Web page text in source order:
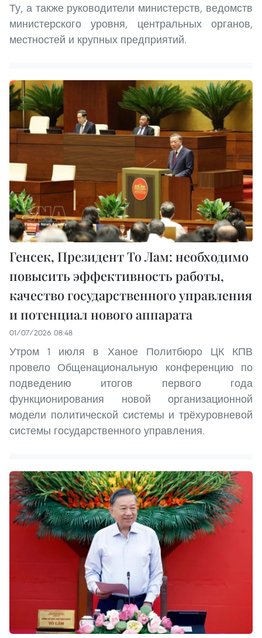
Ту, а также руководители министерств, ведомств
министерского уровня, центральных органов,
местностей и крупных предприятий.
Генсек, Президент То Лам: необходимо
повысить эффективность работы,
качество государственного управления
и потенциал нового аппарата
01/07/2026 08:48
Утром 1 июля в Ханое Политбюро ЦК КПВ
провело Общенациональную конференцию по
подведению итогов первого года
функционирования новой организационной
модели политической системы и трёхуровневой
системы государственного управления.